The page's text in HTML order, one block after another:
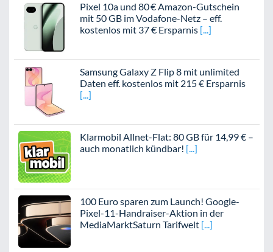
Pixel 10a und 80 € Amazon-Gutschein
mit 50 GB im Vodafone-Netz – eff.
kostenlos mit 37 € Ersparnis
Samsung Galaxy Z Flip 8 mit unlimited
Daten eff. kostenlos mit 215 € Ersparnis
Klarmobil Allnet-Flat: 80 GB für 14,99 € –
auch monatlich kündbar!
100 Euro sparen zum Launch! Google-
Pixel-11-Handraiser-Aktion in der
MediaMarktSaturn Tarifwelt